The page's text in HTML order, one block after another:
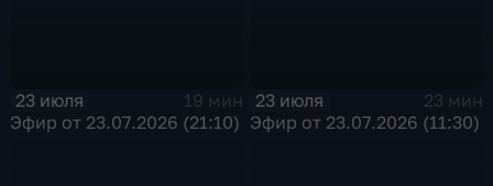
23 июля
19 мин
Эфир от 23.07.2026 (21:10)
23 июля
23 мин
Эфир от 23.07.2026 (11:30)